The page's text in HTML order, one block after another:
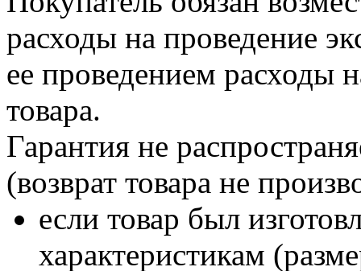
расходы на проведение
ее проведением расходы
товара.
Гарантия не
(возврат товара не
если товар был
характеристикам